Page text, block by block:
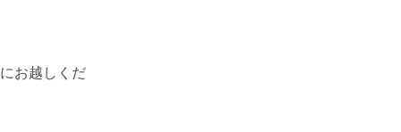
お越しくだ